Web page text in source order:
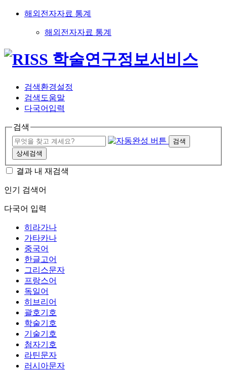
해외전자자료 통계
해외전자자료 통계
검색환경설정
검색도움말
다국어입력
검색
검색
상세검색
결과 내 재검색
인기 검색어
다국어 입력
히라가나
가타카나
중국어
한글고어
그리스문자
프랑스어
독일어
히브리어
괄호기호
학술기호
기술기호
첨자기호
라틴문자
러시아문자